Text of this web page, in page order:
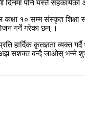
पनि यस्तै सहकार्यको
१० सम्म संस्कृत
गर्ने गरेका छन् ।
हार्दिक कृतज्ञता व्यक्त
सशक्त बन्दै जाओस् भन्ने